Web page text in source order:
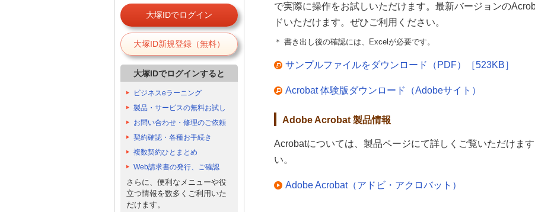
で実際に操作をお試しいただけます。最新バージョンの
ドいただけます。ぜひご利用ください。
＊ 書き出し後の確認には、Excelが必要です。
サンプルファイルをダウンロード（PDF）［523KB］
Acrobat 体験版ダウンロード（Adobeサイト）
Adobe Acrobat 製品情報
Acrobatについては、製品ページにて詳しくご覧いただけま
い。
Adobe Acrobat（アドビ・アクロバット）
大塚IDでログイン
大塚ID新規登録（無料）
大塚IDでログインすると
ビジネスeラーニング
製品・サービスの無料お試し
お問い合わせ・修理のご依頼
契約確認・各種お手続き
複数契約ひとまとめ
Web請求書の発行、ご確認
さらに、便利なメニューや役
立つ情報を数多くご利用いた
だけます。